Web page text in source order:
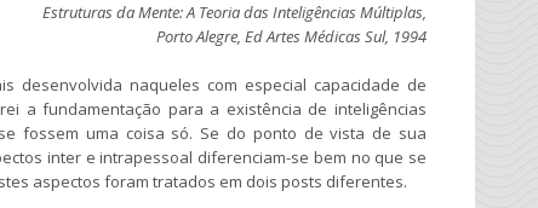
Estruturas da Mente: A Teoria das Inteligências Múltiplas,
Porto Alegre, Ed Artes Médicas Sul, 1994
naqueles com especial capacidade de
a fundamentação para a existência de inteligências
fossem uma coisa só. Se do ponto de vista de sua
inter e intrapessoal diferenciam-se bem no que se
aspectos foram tratados em dois posts diferentes.